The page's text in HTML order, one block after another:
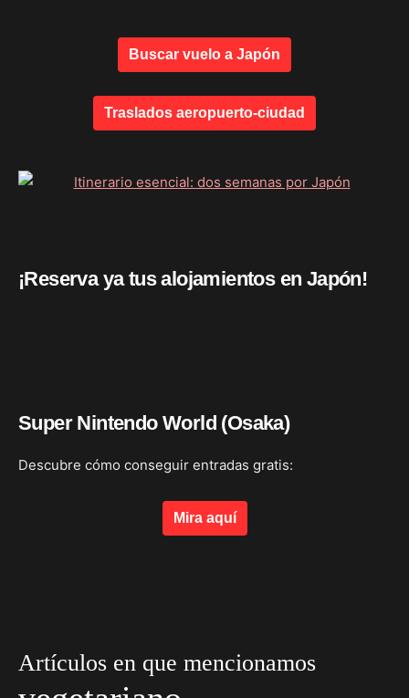
Buscar vuelo a Japón
Traslados aeropuerto-ciudad
¡Reserva ya tus alojamientos en Japón!
Super Nintendo World (Osaka)
Descubre cómo conseguir entradas gratis:
Mira aquí
Artículos en que mencionamos